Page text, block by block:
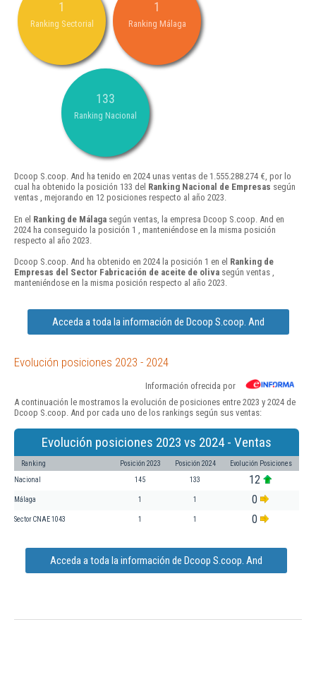
1
Ranking Sectorial
1
Ranking Málaga
133
Ranking Nacional
Dcoop S.coop. And ha tenido en 2024 unas ventas de 1.555.288.274 €, por lo
cual ha obtenido la posición 133 del Ranking Nacional de Empresas según
ventas , mejorando en 12 posiciones respecto al año 2023.
En el Ranking de Málaga según ventas, la empresa Dcoop S.coop. And en
2024 ha conseguido la posición 1 , manteniéndose en la misma posición
respecto al año 2023.
Dcoop S.coop. And ha obtenido en 2024 la posición 1 en el Ranking de
Empresas del Sector Fabricación de aceite de oliva según ventas ,
manteniéndose en la misma posición respecto al año 2023.
Acceda a toda la información de Dcoop S.coop. And
Evolución posiciones 2023 - 2024
Información ofrecida por
A continuación le mostramos la evolución de posiciones entre 2023 y 2024 de
Dcoop S.coop. And por cada uno de los rankings según sus ventas:
Evolución posiciones 2023 vs 2024 - Ventas
Ranking Posición 2023 Posición 2024 Evolución Posiciones
Nacional 145 133 12
Málaga 1 1 0
Sector CNAE 1043 1 1 0
Acceda a toda la información de Dcoop S.coop. And